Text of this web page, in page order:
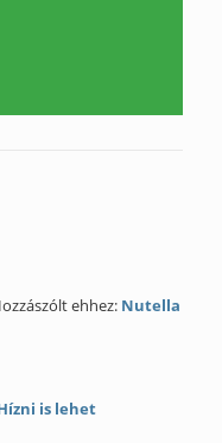
ehhez: Nutella
is lehet